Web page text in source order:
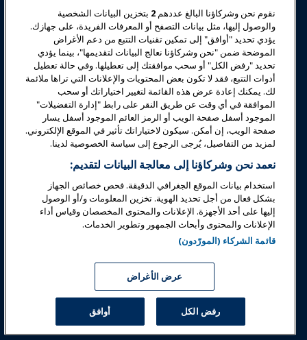
تعليم
السلامة والأمان
الدعوة
البحوث والتقارير
حول IAAPA
شركاء
Copyright © 2026 الجمعية الدولية للحدائق الترفيهية والمعالم. جميع
الحقوق محفوظة.
سياسة الخصوصية
شروط الخدمة
إشعار الترجمة
إدارة التفضيلات
نقوم نحن وشركاؤنا البالغ عددهم 2 بتخزين البيانات الشخصية
والوصول إليها، مثل بيانات التصفح أو المعرفات الفريدة، على جهازك.
يؤدي تحديد "أوافق" إلى تمكين تقنيات التتبع من دعم الأغراض
الموضحة ضمن "نحن وشركاؤنا نعالج البيانات لتقديمها"، بينما يؤدي
تحديد "رفض الكل" أو سحب موافقتك إلى تعطيلها. وفي حالة تعطيل
أدوات التتبع، فقد لا تكون بعض المحتويات والإعلانات التي تراها ملائمة
لك. يمكنك إعادة عرض هذه القائمة لتغيير اختياراتك أو سحب
الموافقة في أي وقت عن طريق النقر على رابط "إدارة التفضيلات"
الموجود أسفل صفحة الويب أو الرمز العائم الموجود أسفل يسار
صفحة الويب، إن أمكن. سيكون لاختياراتك تأثير في الموقع الإلكتروني.
لمزيد من التفاصيل، يُرجى الرجوع إلى سياسة الخصوصية لدينا.
نعمد نحن وشركاؤنا إلى معالجة البيانات لتقديم:
استخدام بيانات الموقع الجغرافي الدقيقة. فحص خصائص الجهاز
بشكل فعال من أجل تحديد الهوية. تخزين المعلومات و/أو الوصول
إليها على أحد الأجهزة. الإعلانات والمحتوى المخصصان وقياس أداء
الإعلانات والمحتوى وأبحاث الجمهور وتطوير الخدمات.
قائمة الشركاء (المورّدون)
عرض الأغراض
رفض الكل أوافق